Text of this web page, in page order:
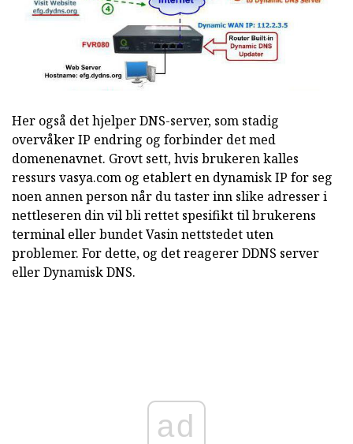
Her også det hjelper DNS-server, som stadig
overvåker IP endring og forbinder det med
domenenavnet. Grovt sett, hvis brukeren kalles
ressurs vasya.com og etablert en dynamisk IP for seg
noen annen person når du taster inn slike adresser i
nettleseren din vil bli rettet spesifikt til brukerens
terminal eller bundet Vasin nettstedet uten
problemer. For dette, og det reagerer DDNS server
eller Dynamisk DNS.
ad